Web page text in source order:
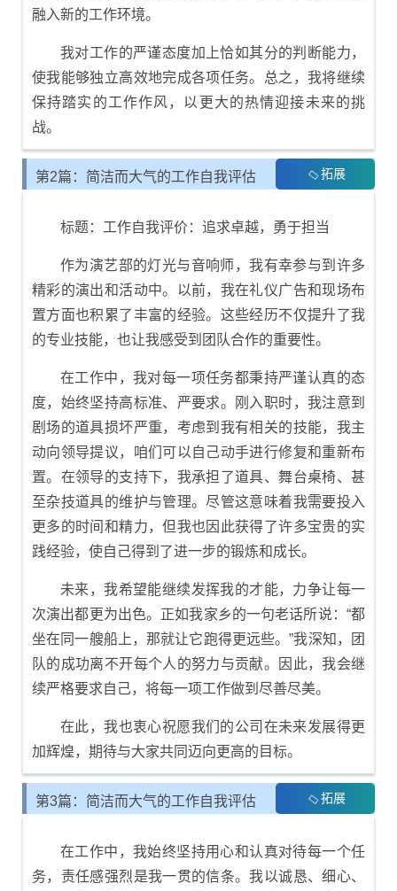
融入新的工作环境。
我对工作的严谨态度加上恰如其分的判断能力，
使我能够独立高效地完成各项任务。总之，我将继续
保持踏实的工作作风，以更大的热情迎接未来的挑
战。
第2篇：简洁而大气的工作自我评估 拓展
标题：工作自我评价：追求卓越，勇于担当
作为演艺部的灯光与音响师，我有幸参与到许多
精彩的演出和活动中。以前，我在礼仪广告和现场布
置方面也积累了丰富的经验。这些经历不仅提升了我
的专业技能，也让我感受到团队合作的重要性。
在工作中，我对每一项任务都秉持严谨认真的态
度，始终坚持高标准、严要求。刚入职时，我注意到
剧场的道具损坏严重，考虑到我有相关的技能，我主
动向领导提议，咱们可以自己动手进行修复和重新布
置。在领导的支持下，我承担了道具、舞台桌椅、甚
至杂技道具的维护与管理。尽管这意味着我需要投入
更多的时间和精力，但我也因此获得了许多宝贵的实
践经验，使自己得到了进一步的锻炼和成长。
未来，我希望能继续发挥我的才能，力争让每一
次演出都更为出色。正如我家乡的一句老话所说：“都
坐在同一艘船上，那就让它跑得更远些。”我深知，团
队的成功离不开每个人的努力与贡献。因此，我会继
续严格要求自己，将每一项工作做到尽善尽美。
在此，我也衷心祝愿我们的公司在未来发展得更
加辉煌，期待与大家共同迈向更高的目标。
第3篇：简洁而大气的工作自我评估 拓展
在工作中，我始终坚持用心和认真对待每一个任
务，责任感强烈是我一贯的信条。我以诚恳、细心、